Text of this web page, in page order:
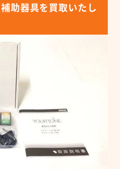
助器具を買取いたし